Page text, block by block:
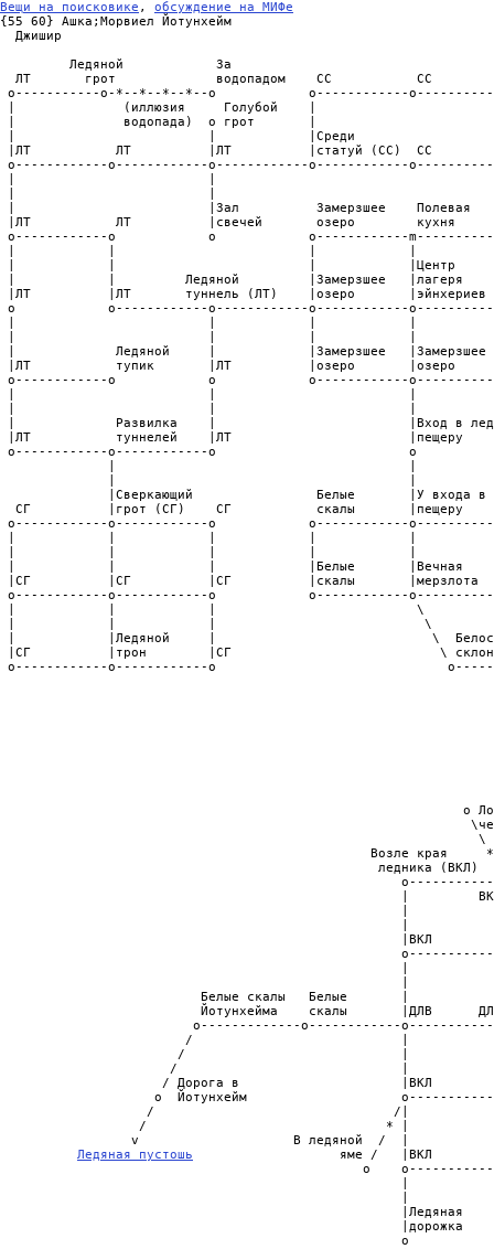
Вещи на поисковике , обсуждение на МИФе
{55 60} Ашка;Морвиел Йотунхейм
  Джишир
         Ледяной            За
ЛТ       грот             водопадом    СС           СС
o-----------o-*--*--*--*--o            o------------
|              (иллюзия     Голубой    |
|              водопада)  o грот       |
|                         |            |Среди
|ЛТ           ЛТ          |ЛТ          |статуй (СС)  СС
o------------o------------o------------o------------
|                         |Зал          Замерзшее    Полевая
|ЛТ           ЛТ          |свечей       озеро        кухня
o------------o            o            o------------
|            |                         |            |Центр
|            |         Ледяной         |Замерзшее
|ЛТ          |ЛТ       туннель (ЛТ)    |озеро
o            o------------o------------o------------
|             Ледяной     |            |Замерзшее
|ЛТ           тупик       |ЛТ          |озеро
o------------o            o            o------------
|             Развилка    |                         |Вход в
|ЛТ           туннелей    |ЛТ                       |пещеру
o------------o------------o                         o
|Сверкающий                Белые       |У входа в
СГ          |грот (СГ)    СГ           скалы       |пещеру
o------------o------------o            o------------
|            |            |            |Белые       |Вечная
|СГ          |СГ          |СГ          |скалы       |мерзлота
o------------o------------o            o------------
|            |            |                          \
|            |            |                           \
|            |Ледяной     |                            \  Белоснежный
|СГ          |трон        |СГ                           \ склон
o------------o------------o
o
Возле края
ледника (ВКЛ)
|
|ВКЛ
Белые скалы   Белые       |
Йотунхейма    скалы       |ДЛВ
o-------------o------------
/                           |
/                            |
/                             |
/ Дорога в                     |ВКЛ
o  Йотунхейм
/                               /|
/                               * |
v                    В ледяной  /  |
Ледяная пустошь
яме /   |ВКЛ
o
|Ледяная
|дорожка
o